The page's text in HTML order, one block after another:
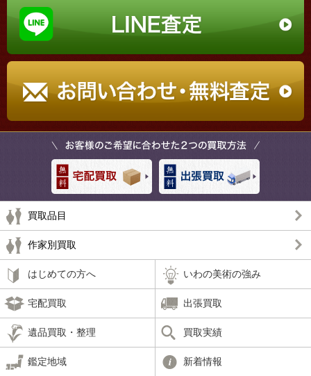
買取品目
作家別買取
はじめての方へ いわの美術の強み
宅配買取 出張買取
遺品買取・整理 買取実績
鑑定地域 新着情報